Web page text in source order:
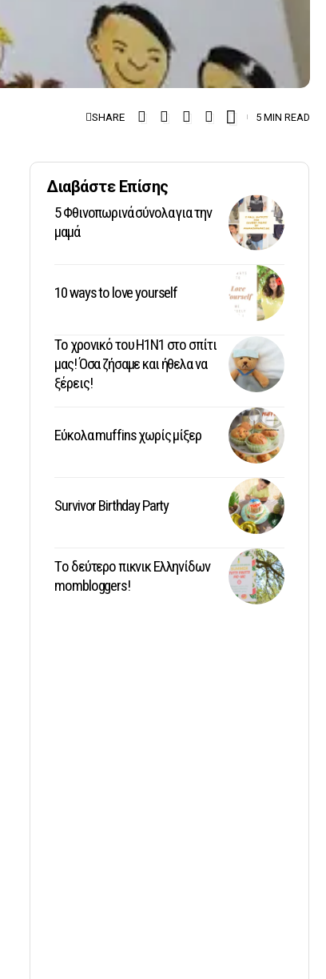
SHARE 5 MIN READ
Διαβάστε Επίσης
5 Φθινοπωρινά σύνολα για την
μαμά
10 ways to love yourself
Το χρονικό του Η1Ν1 στο σπίτι
μας! Όσα ζήσαμε και ήθελα να
ξέρεις!
Εύκολα muffins χωρίς μίξερ
Survivor Birthday Party
Tο δεύτερο πικνικ Ελληνίδων
mombloggers!